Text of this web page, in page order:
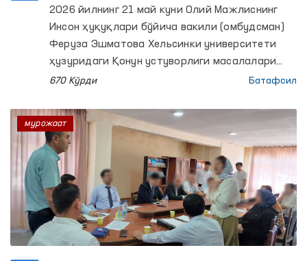
инсон ҳуқуқларини ҳимоя қилиш
соҳасидаги ҳамкорлик масалалари
муҳокама қилинди
2026 йилнинг 21 май куни Олий Мажлиснинг
Инсон ҳуқуқлари бўйича вакили (омбудсман)
Феруза Эшматова Хельсинки университети
ҳузуридаги Қонун устуворлиги масалалари
марказининг лойиҳаларни режалаштириш
учрашди.
670 Кўрди Батафсил
мурожаат